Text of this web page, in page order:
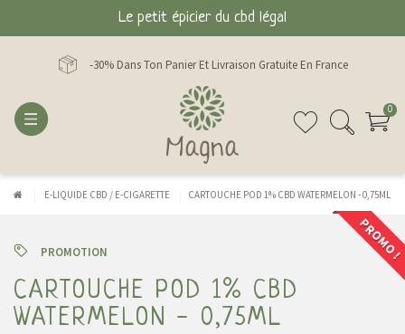
Le petit épicier du cbd légal
-30% Dans Ton Panier Et Livraison Gratuite En France
0
E-LIQUIDE CBD / E-CIGARETTE CARTOUCHE POD 1% CBD WATERMELON - 0,75ML
PROMO !
PROMOTION
CARTOUCHE POD 1% CBD
WATERMELON - 0,75ML